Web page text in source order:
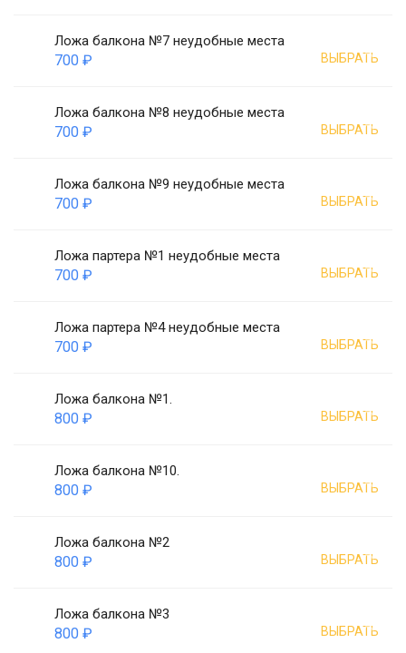
Ложа балкона №7 неудобные места
700 ₽ ВЫБРАТЬ
Ложа балкона №8 неудобные места
700 ₽ ВЫБРАТЬ
Ложа балкона №9 неудобные места
700 ₽ ВЫБРАТЬ
Ложа партера №1 неудобные места
700 ₽ ВЫБРАТЬ
Ложа партера №4 неудобные места
700 ₽ ВЫБРАТЬ
Ложа балкона №1.
800 ₽ ВЫБРАТЬ
Ложа балкона №10.
800 ₽ ВЫБРАТЬ
Ложа балкона №2
800 ₽ ВЫБРАТЬ
Ложа балкона №3
800 ₽ ВЫБРАТЬ